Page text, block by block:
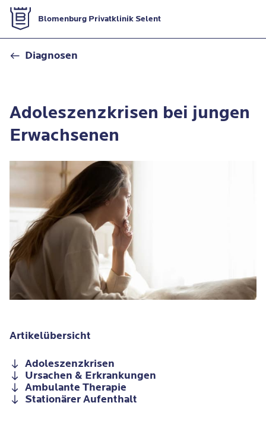
Zur Startseite
Blomenburg Privatklinik Selent
Diagnosen
Adoleszenzkrisen bei jungen
Erwachsenen
Artikelübersicht
Adoleszenzkrisen
Ursachen & Erkrankungen
Ambulante Therapie
Stationärer Aufenthalt